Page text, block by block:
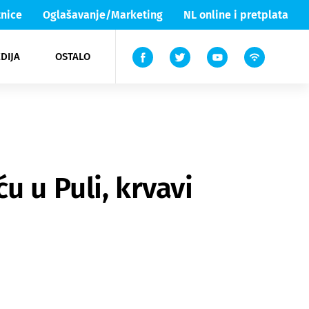
Oglašavanje/Marketing NL online i pretplata
OSTALO
Lika & Senj
TV
u Puli, krvavi